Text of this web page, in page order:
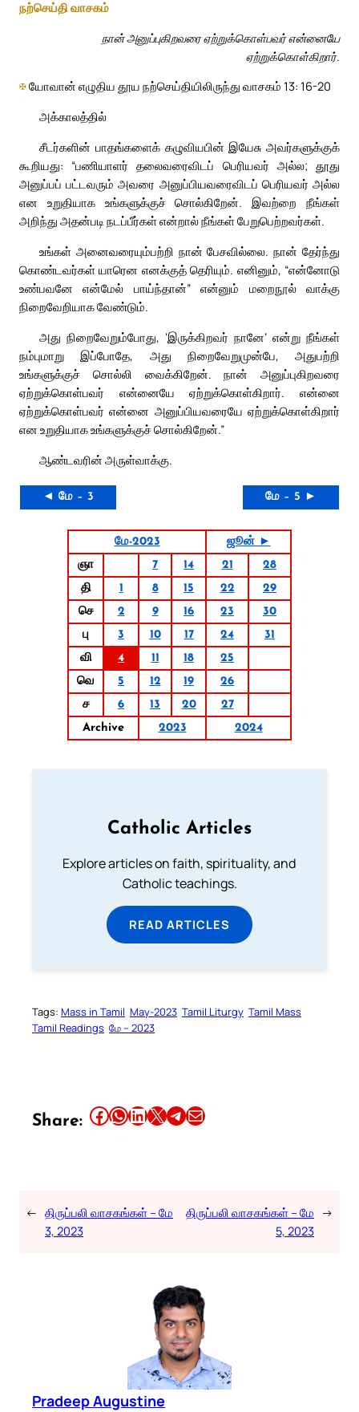
நற்செய்தி வாசகம்
நான் அனுப்புகிறவரை ஏற்றுக்கொள்பவர் என்னையே
ஏற்றுக்கொள்கிறார்.
✠யோவான் எழுதிய தூய நற்செய்தியிலிருந்து வாசகம் 13: 16-20
அக்காலத்தில்
சீடர்களின் பாதங்களைக் கழுவியபின் இயேசு அவர்களுக்குக்
கூறியது: “பணியாளர் தலைவரைவிடப் பெரியவர் அல்ல; தூது
அனுப்பப் பட்டவரும் அவரை அனுப்பியவரைவிடப் பெரியவர் அல்ல
என உறுதியாக உங்களுக்குச் சொல்கிறேன். இவற்றை நீங்கள்
அறிந்து அதன்படி நடப்பீர்கள் என்றால் நீங்கள் பேறுபெற்றவர்கள்.
உங்கள் அனைவரையும்பற்றி நான் பேசவில்லை. நான் தேர்ந்து
கொண்டவர்கள் யாரென எனக்குத் தெரியும். எனினும், “என்னோடு
உண்பவனே என்மேல் பாய்ந்தான்” என்னும் மறைநூல் வாக்கு
நிறைவேறியாக வேண்டும்.
அது நிறைவேறும்போது, ‘இருக்கிறவர் நானே’ என்று நீங்கள்
நம்புமாறு இப்போதே, அது நிறைவேறுமுன்பே, அதுபற்றி
உங்களுக்குச் சொல்லி வைக்கிறேன். நான் அனுப்புகிறவரை
ஏற்றுக்கொள்பவர் என்னையே ஏற்றுக்கொள்கிறார். என்னை
ஏற்றுக்கொள்பவர் என்னை அனுப்பியவரையே ஏற்றுக்கொள்கிறார்
என உறுதியாக உங்களுக்குச் சொல்கிறேன்.”
ஆண்டவரின் அருள்வாக்கு.
◄ மே – 3 மே – 5 ►
மே-2023
ஜூன் ►
ஞா
7 14 21
28
தி
1 8 15 22
29
செ
2 9 16 23
30
பு
3 10 17 24
31
வி
4 11 18
25
வெ
5 12 19
26
ச
6 13 20
27
Archive
2023 2024
Catholic Articles
Explore articles on faith, spirituality, and
Catholic teachings.
READ ARTICLES
Tags: Mass in Tamil May-2023 Tamil Liturgy Tamil Mass
Tamil Readings மே – 2023
Share: Share this article on Facebook Share this article on WhatsApp Share this article on LinkedIn Share this article on X Share this article on TelegramEmail this Article
← திருப்பலி வாசகங்கள் – மே
3, 2023
திருப்பலி வாசகங்கள் – மே
5, 2023
→
Pradeep Augustine